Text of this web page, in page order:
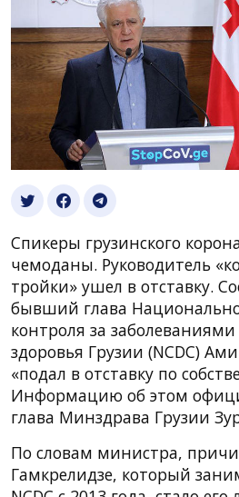
Спикеры грузинского
чемоданы. Руководитель
тройки» ушел в отставку.
бывший глава
контроля за
здоровья Грузии (NCDC)
«подал в отставку по
Информацию об этом
глава Минздрава Грузии
По словам министра,
Гамкрелидзе, который